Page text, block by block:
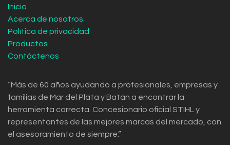
Inicio
Acerca de nosotros
Política de privacidad
Productos
Contáctenos
“Más de 60 años ayudando a profesionales, empresas y
familias de Mar del Plata y Batán a encontrar la
herramienta correcta. Concesionario oficial STIHL y
representantes de las mejores marcas del mercado, con
el asesoramiento de siempre.”